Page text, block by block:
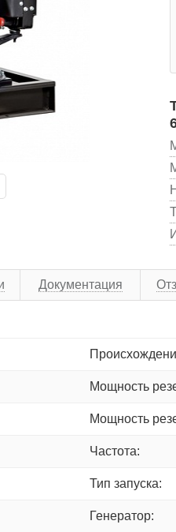
Документация
Мощность
Мощность
Частота:
Тип запуска:
Генератор: